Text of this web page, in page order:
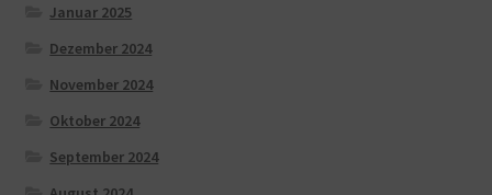
Januar 2025
Dezember 2024
November 2024
Oktober 2024
September 2024